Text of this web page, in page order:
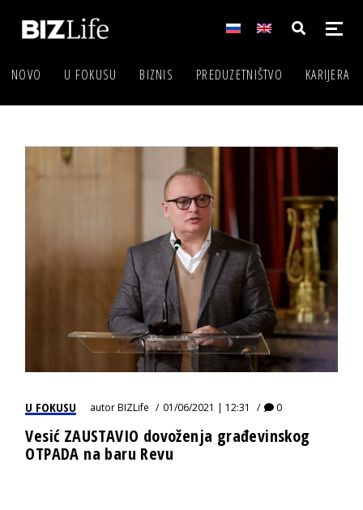
NOVO U FOKUSU BIZNIS PREDUZETNIŠTVO KARIJERA
U FOKUSU autorBIZLife 01/06/2021 | 12:31 0
Vesić ZAUSTAVIO dovoženja građevinskog
OTPADA na baru Revu